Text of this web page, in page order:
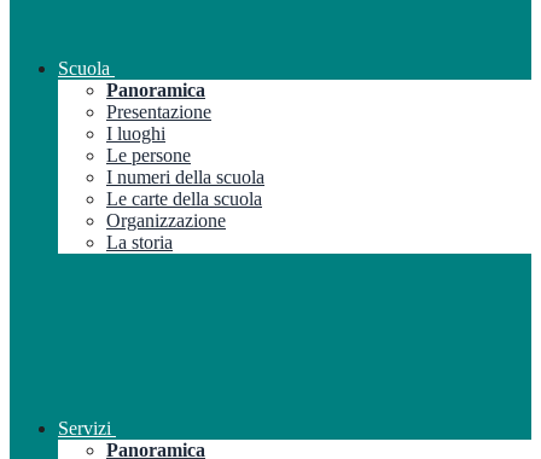
Scuola
Panoramica
Presentazione
I luoghi
Le persone
I numeri della scuola
Le carte della scuola
Organizzazione
La storia
Servizi
Panoramica